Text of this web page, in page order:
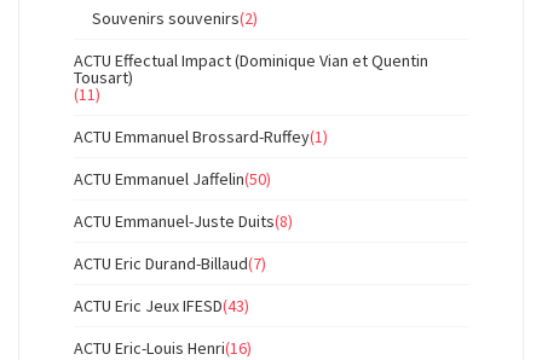
Souvenirs souvenirs(2)
ACTU Effectual Impact (Dominique Vian et Quentin
Tousart)
(11)
ACTU Emmanuel Brossard-Ruffey(1)
ACTU Emmanuel Jaffelin(50)
ACTU Emmanuel-Juste Duits(8)
ACTU Eric Durand-Billaud(7)
ACTU Eric Jeux IFESD(43)
ACTU Eric-Louis Henri(16)